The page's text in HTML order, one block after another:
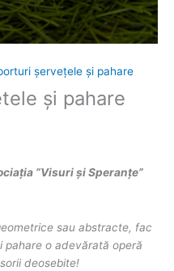
șervețele și pahare
și pahare
“Visuri și Speranțe”
sau abstracte, fac
pahare o adevărată operă
deosebite!